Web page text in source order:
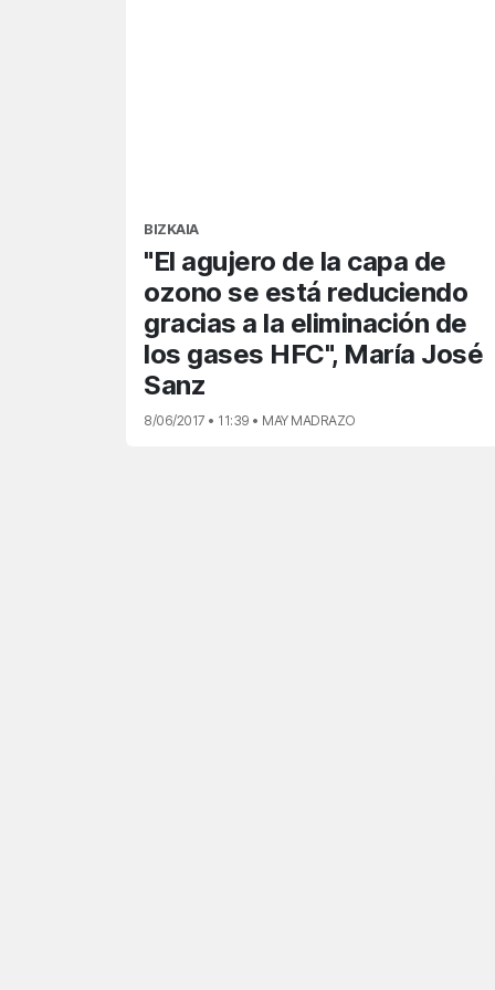
BIZKAIA
"El agujero de la capa de
ozono se está reduciendo
gracias a la eliminación de
los gases HFC", María José
Sanz
8/06/2017 • 11:39 • MAY MADRAZO